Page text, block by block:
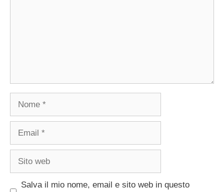
Nome
Email
Sito
Salva il mio nome, email e sito web in questo